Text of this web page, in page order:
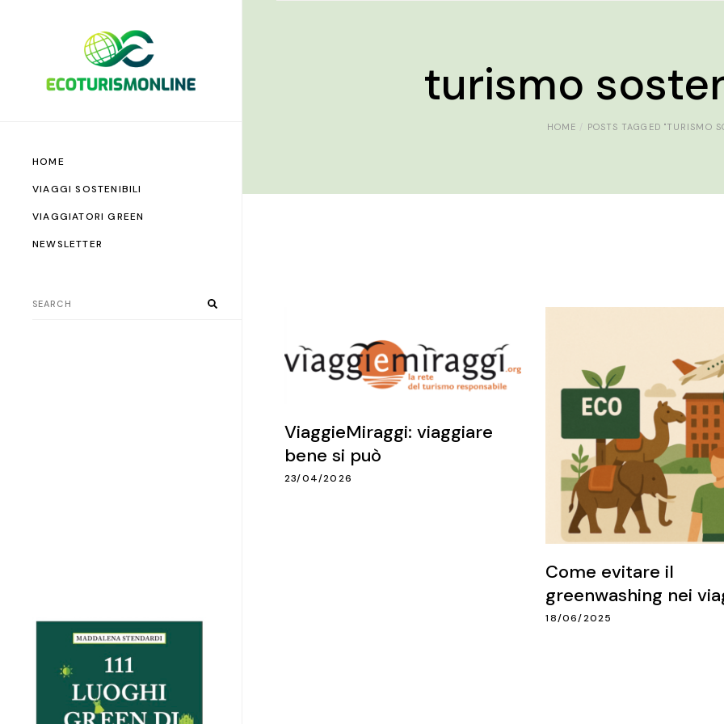
HOME
VIAGGI SOSTENIBILI
VIAGGIATORI GREEN
NEWSLETTER
turismo
HOME POSTS TAGGED "TURISMO
ViaggieMiraggi: viaggiare
bene si può
23/04/2026
Come evitare il
greenwashing nei
18/06/2025